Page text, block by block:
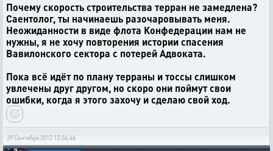
Почему скорость строительства терран не замедлена?
Саентолог, ты начинаешь разочаровывать меня.
Неожиданности в виде флота Конфедерации нам не
нужны, я не хочу повторения истории спасения
Вавилонского сектора с потерей Адвоката.
Пока всё идёт по плану терраны и тоссы слишком
увлечены друг другом, но скоро они поймут свои
ошибки, когда я этого захочу и сделаю свой ход.
29 Сентября 2012 12:56:46